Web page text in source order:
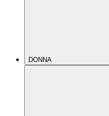
DONNA